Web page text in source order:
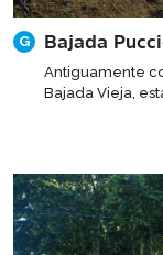
G Bajada
Antiguamente
Bajada Vieja,